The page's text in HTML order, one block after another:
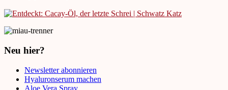
Neu hier?
Newsletter abonnieren
Hyaluronserum machen
Aloe Vera Spray